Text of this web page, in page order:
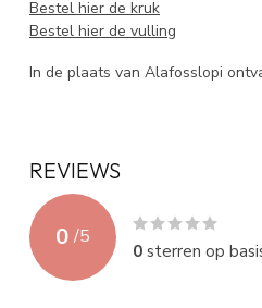
Bestel hier de kruk
Bestel hier de vulling
In de plaats van Alafosslopi
REVIEWS
0 /5
0sterren op